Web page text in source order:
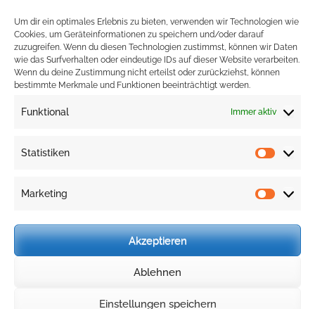
Um dir ein optimales Erlebnis zu bieten, verwenden wir Technologien wie
Cookies, um Geräteinformationen zu speichern und/oder darauf
zuzugreifen. Wenn du diesen Technologien zustimmst, können wir Daten
wie das Surfverhalten oder eindeutige IDs auf dieser Website verarbeiten.
Wenn du deine Zustimmung nicht erteilst oder zurückziehst, können
bestimmte Merkmale und Funktionen beeinträchtigt werden.
Funktional Immer aktiv
Statistiken
Marketing
Akzeptieren
Ablehnen
Einstellungen speichern
ABONNIEREN UND FOLGEN
Holzbläserworkshop 2024. Datenschutzerklärung
Benevolent | Entwickelt von
Präsentiert von WordPress